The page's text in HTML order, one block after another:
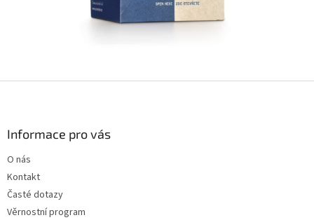
Informace pro vás
O nás
Kontakt
Časté dotazy
Věrnostní program